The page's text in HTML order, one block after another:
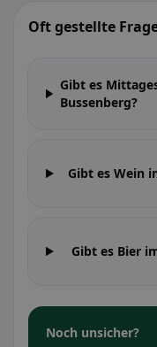
Oft gestellte
Gibt es
Bussenberg?
Gibt es Wein
Gibt es Bier
Noch unsicher?